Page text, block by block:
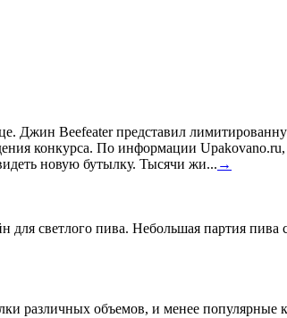
Джин Beefeater представил
конкурса. По информации
новую бутылку. Тысячи жи... →
светлого пива. Небольшая партия пива
различных объемов, и менее популярные